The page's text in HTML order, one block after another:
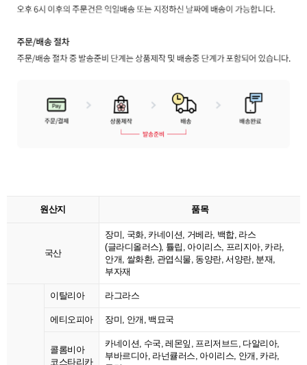
원산지 품목
국산
장미, 국화, 카네이션, 거베라, 백합, 라스
(글라디올러스), 튤립, 아이리스, 프리지아, 카라,
안개, 쌀화환, 관엽식물, 동양란, 서양란, 분재,
부자재
이탈리아 라그라스
에티오피아 장미, 안개, 백묘국
콜롬비아
코스타리카
카네이션, 수국, 레몬잎, 프리저브드, 다알리아,
부바르디아, 라넌큘러스, 아이리스, 안개, 카라,